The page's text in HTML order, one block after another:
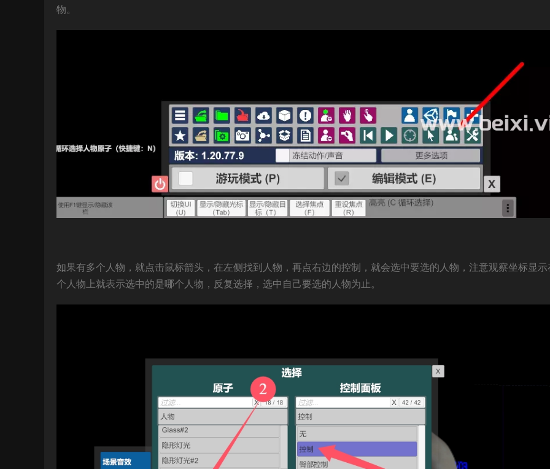
物。
如果有多个人物，就点击鼠标箭头，在左侧找到人物，再点右边的控制，就会选中要选的人物，注意观察坐标显示
个人物上就表示选中的是哪个人物，反复选择，选中自己要选的人物为止。